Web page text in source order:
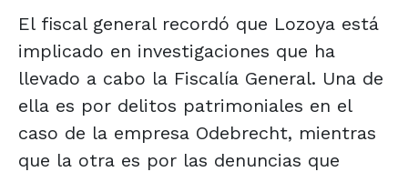
El fiscal general recordó que Lozoya está
implicado en investigaciones que ha
llevado a cabo la Fiscalía General. Una de
ella es por delitos patrimoniales en el
caso de la empresa Odebrecht, mientras
que la otra es por las denuncias que